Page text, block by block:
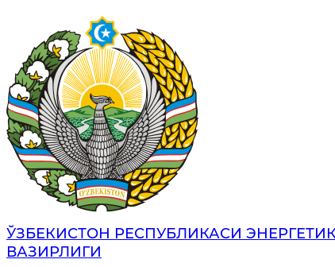
ЎЗБЕКИСТОН РЕСПУБЛИКАСИ
ВАЗИРЛИГИ